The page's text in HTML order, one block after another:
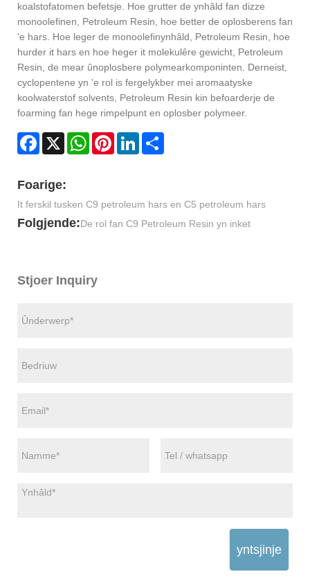
koalstofatomen befetsje. Hoe grutter de ynhâld fan dizze
monoolefinen, Petroleum Resin, hoe better de oplosberens fan
'e hars. Hoe leger de monoolefinynhâld, Petroleum Resin, hoe
hurder it hars en hoe heger it molekulêre gewicht, Petroleum
Resin, de mear ûnoplosbere polymearkomponinten. Derneist,
cyclopentene yn 'e rol is fergelykber mei aromaatyske
koolwaterstof solvents, Petroleum Resin kin befoarderje de
foarming fan hege rimpelpunt en oplosber polymeer.
Facebook
X WhatsAppPinterestLinkedIn
Foarige:
It ferskil tusken C9 petroleum hars en C5 petroleum hars
Folgjende:De rol fan C9 Petroleum Resin yn inket
Stjoer Inquiry
yntsjinje